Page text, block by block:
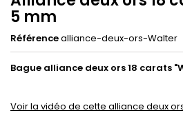
5 mm
Référencealliance-deux-ors-Walter
Bague alliance deux ors 18 carats
Voir la vidéo de cette alliance deux